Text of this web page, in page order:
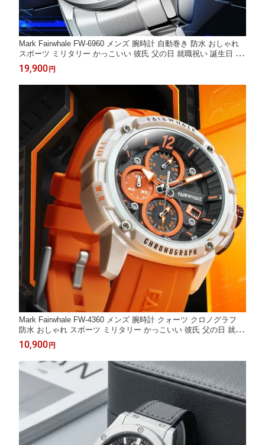
Mark Fairwhale FW-6960 メンズ 腕時計 自動巻き 防水 おしゃれ
スポーツ ミリタリー かっこいい 彼氏 父の日 就職祝い 誕生日 プ
レゼント ギフト 10代 20代 30代 40代 50代 SALE 正規品
19,900 円
Mark Fairwhale FW-4360 メンズ 腕時計 クォーツ クロノグラフ
防水 おしゃれ スポーツ ミリタリー かっこいい 彼氏 父の日 就職
祝い 誕生日 プレゼント ギフト 10代 20代 30代 40代 50代 SALE
正規品
10,900 円